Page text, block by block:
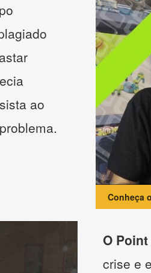
ao
Conheça
O
crise e